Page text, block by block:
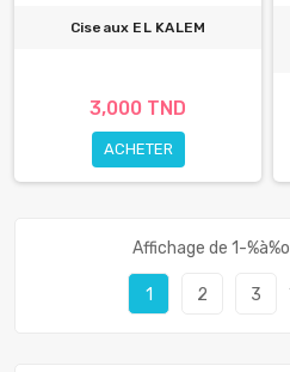
Ciseaux EL KALEM
3,000 TND
ACHETER
Affichage de 1-
1 2 3